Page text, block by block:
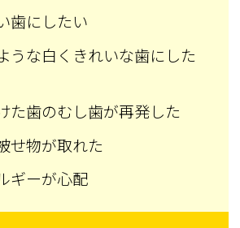
歯にしたい
うな白くきれいな歯にした
た歯のむし歯が再発した
せ物が取れた
ギーが心配